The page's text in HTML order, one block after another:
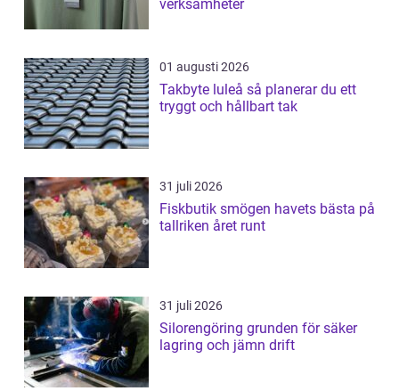
verksamheter
01 augusti 2026
Takbyte luleå så planerar du ett
tryggt och hållbart tak
31 juli 2026
Fiskbutik smögen havets bästa på
tallriken året runt
31 juli 2026
Silorengöring grunden för säker
lagring och jämn drift